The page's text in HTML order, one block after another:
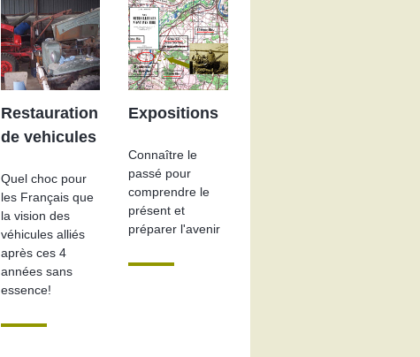
Restauration
de vehicules
Quel choc pour
les Français que
la vision des
véhicules alliés
après ces 4
années sans
essence!
Expositions
Connaître le
passé pour
comprendre le
présent et
préparer l'avenir